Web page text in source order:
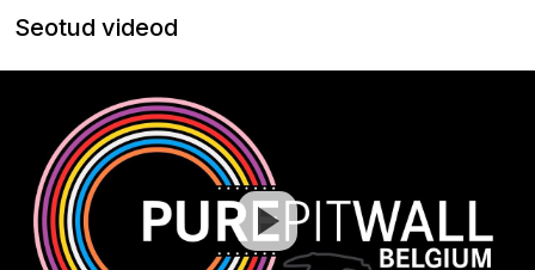
Seotud videod